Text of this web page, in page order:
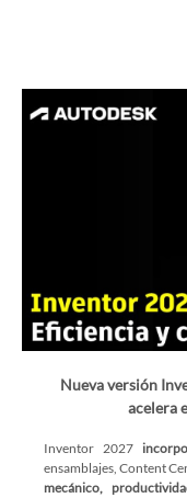
Nueva versión
acelera
Inventor 2027
ensamblajes, Content
mecánico,